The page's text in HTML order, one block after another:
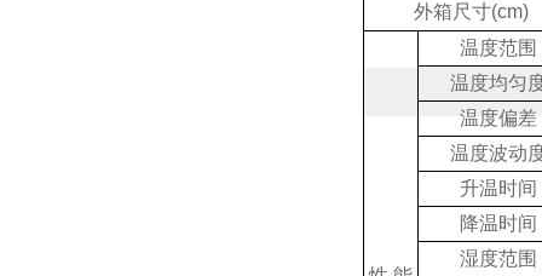
外箱尺寸(cm)
温度范围
温度均匀
温度偏差
温度波动
升温时间
降温时间
湿度范围